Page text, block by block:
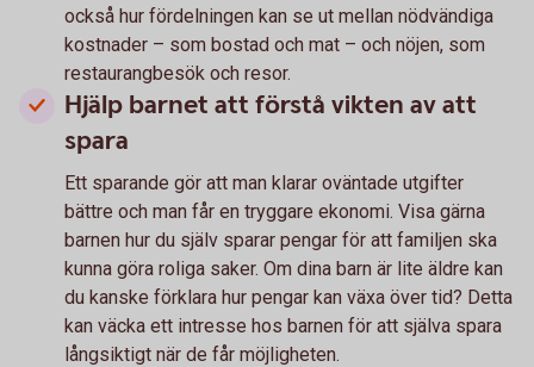
också hur fördelningen kan se ut mellan nödvändiga
kostnader – som bostad och mat – och nöjen, som
restaurangbesök och resor.
Hjälp barnet att förstå vikten av att
spara
Ett sparande gör att man klarar oväntade utgifter
bättre och man får en tryggare ekonomi. Visa gärna
barnen hur du själv sparar pengar för att familjen ska
kunna göra roliga saker. Om dina barn är lite äldre kan
du kanske förklara hur pengar kan växa över tid? Detta
kan väcka ett intresse hos barnen för att själva spara
långsiktigt när de får möjligheten.